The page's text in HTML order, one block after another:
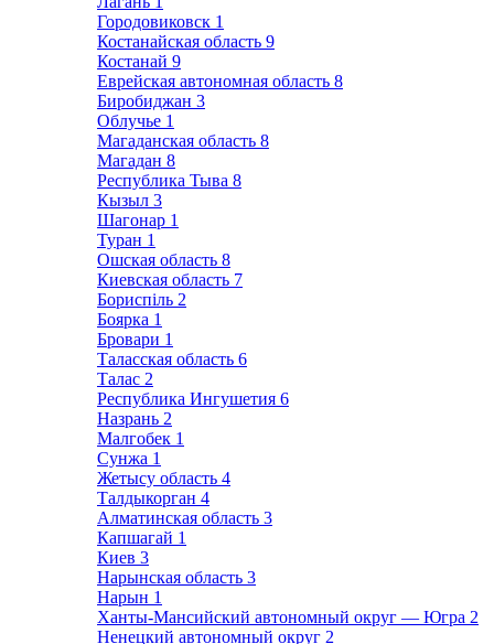
Городовиковск 1
Костанайская область 9
Костанай 9
Еврейская автономная область 8
Биробиджан 3
Облучье 1
Магаданская область 8
Магадан 8
Республика Тыва 8
Кызыл 3
Шагонар 1
Туран 1
Ошская область 8
Киевская область 7
Бориспіль 2
Боярка 1
Бровари 1
Таласская область 6
Талас 2
Республика Ингушетия 6
Назрань 2
Малгобек 1
Сунжа 1
Жетысу область 4
Талдыкорган 4
Алматинская область 3
Капшагай 1
Киев 3
Нарынская область 3
Нарын 1
Ханты-Мансийский автономный округ — Югра 2
Ненецкий автономный округ 2